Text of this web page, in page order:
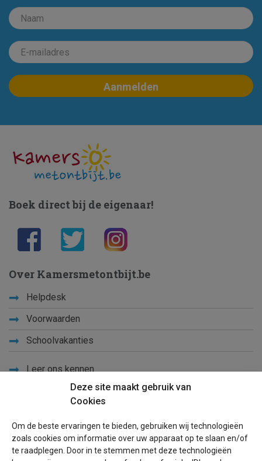
Deze site maakt gebruik van
Cookies
Om de beste ervaringen te bieden, gebruiken wij technologieën
zoals cookies om informatie over uw apparaat op te slaan en/of
te raadplegen. Door in te stemmen met deze technologieën
Boek direct bij de eigenaar!
Over Kamersmetontbijt.be
Helpdesk
Voorwaarden
Schoolvakanties
Leer ons kennen
Sitemap
Blog